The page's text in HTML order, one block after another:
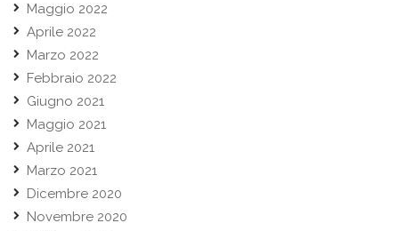
Maggio 2022
Aprile 2022
Marzo 2022
Febbraio 2022
Giugno 2021
Maggio 2021
Aprile 2021
Marzo 2021
Dicembre 2020
Novembre 2020